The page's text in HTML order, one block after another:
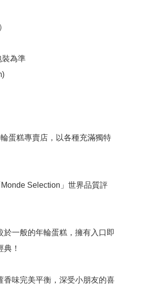
裝為準
蛋糕專賣店，以各種充滿獨特
Selection」世界品質評
一般的年輪蛋糕，擁有入口即
！
香味完美平衡，深受小朋友的喜